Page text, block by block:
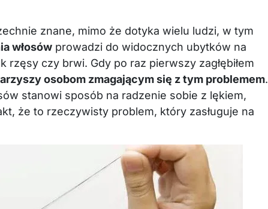
znane, mimo że dotyka wielu ludzi, w tym
włosów prowadzi do widocznych ubytków na
rzęsy czy brwi. Gdy po raz pierwszy zagłębiłem
osobom zmagającym się z tym problemem.
stanowi sposób na radzenie sobie z lękiem,
że to rzeczywisty problem, który zasługuje na